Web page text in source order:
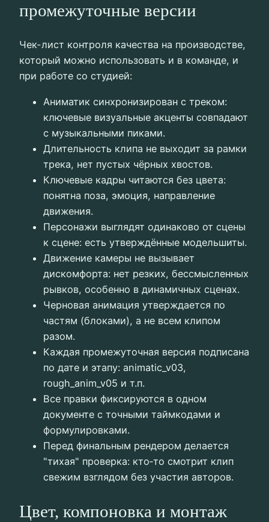
промежуточные версии
Чек-лист контроля качества на производстве,
который можно использовать и в команде, и
при работе со студией:
Аниматик синхронизирован с треком:
ключевые визуальные акценты совпадают
с музыкальными пиками.
Длительность клипа не выходит за рамки
трека, нет пустых чёрных хвостов.
Ключевые кадры читаются без цвета:
понятна поза, эмоция, направление
движения.
Персонажи выглядят одинаково от сцены
к сцене: есть утверждённые модельшиты.
Движение камеры не вызывает
дискомфорта: нет резких, бессмысленных
рывков, особенно в динамичных сценах.
Черновая анимация утверждается по
частям (блоками), а не всем клипом
разом.
Каждая промежуточная версия подписана
по дате и этапу: animatic_v03,
rough_anim_v05 и т.п.
Все правки фиксируются в одном
документе с точными таймкодами и
формулировками.
Перед финальным рендером делается
"тихая" проверка: кто‑то смотрит клип
свежим взглядом без участия авторов.
Цвет, компоновка и монтаж